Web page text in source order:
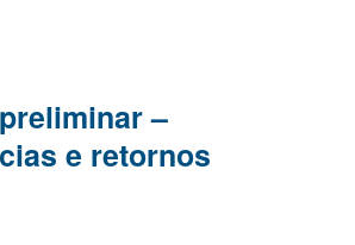
–
e retornos